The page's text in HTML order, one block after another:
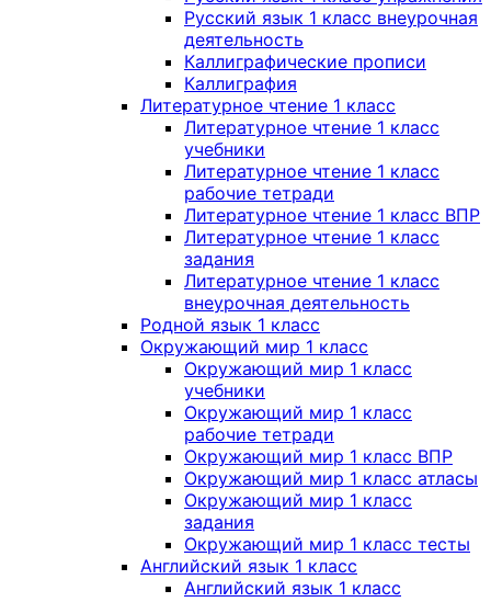
Русский язык 1 класс внеурочная
деятельность
Каллиграфические прописи
Каллиграфия
Литературное чтение 1 класс
Литературное чтение 1 класс
учебники
Литературное чтение 1 класс
рабочие тетради
Литературное чтение 1 класс ВПР
Литературное чтение 1 класс
задания
Литературное чтение 1 класс
внеурочная деятельность
Родной язык 1 класс
Окружающий мир 1 класс
Окружающий мир 1 класс
учебники
Окружающий мир 1 класс
рабочие тетради
Окружающий мир 1 класс ВПР
Окружающий мир 1 класс атласы
Окружающий мир 1 класс
задания
Окружающий мир 1 класс тесты
Английский язык 1 класс
Английский язык 1 класс